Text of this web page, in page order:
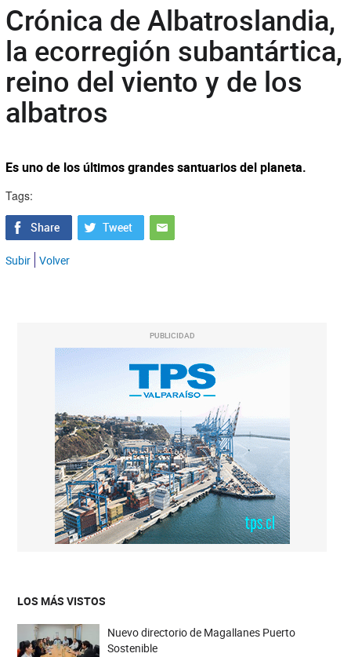
Crónica de Albatroslandia,
la ecorregión subantártica,
reino del viento y de los
albatros
Es uno de los últimos grandes santuarios del planeta.
Tags:
Subir Volver
PUBLICIDAD
LOS MÁS VISTOS
Nuevo directorio de Magallanes Puerto
Sostenible